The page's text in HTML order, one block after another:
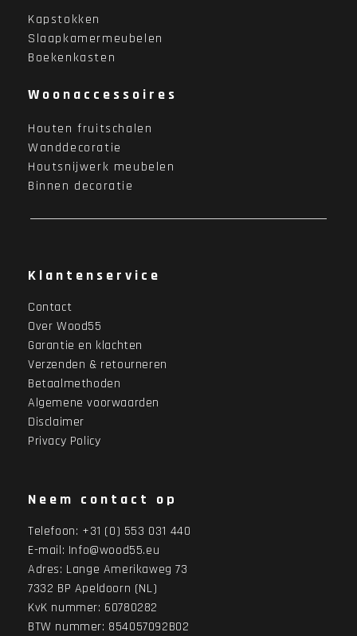
Kapstokken
Slaapkamermeubelen
Boekenkasten
Woonaccessoires
Houten fruitschalen
Wanddecoratie
Houtsnijwerk meubelen
Binnen decoratie
Klantenservice
Contact
Over Wood55
Garantie en klachten
Verzenden & retourneren
Betaalmethoden
Algemene voorwaarden
Disclaimer
Privacy Policy
Neem contact op
Telefoon: +31 (0) 553 031 440
E-mail: Info@wood55.eu
Adres: Lange Amerikaweg 73
7332 BP Apeldoorn (NL)
KvK nummer: 60780282
BTW nummer: 854057092B02